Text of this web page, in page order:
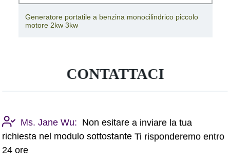
Generatore portatile a benzina monocilindrico piccolo
motore 2kw 3kw
CONTATTACI
Ms. Jane Wu: Non esitare a inviare la tua
richiesta nel modulo sottostante Ti risponderemo entro
24 ore